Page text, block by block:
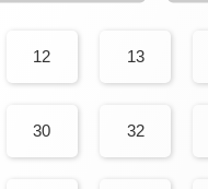
12 13
30 32